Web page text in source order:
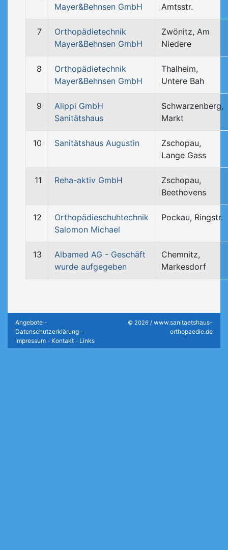
Mayer&Behnsen GmbH
Amtsstr.
7
Orthopädietechnik
Mayer&Behnsen GmbH
Zwönitz, Am
Niedere
8
Orthopädietechnik
Mayer&Behnsen GmbH
Thalheim,
Untere Bah
9
Alippi GmbH
Sanitätshaus
Schwarzenberg,
Markt
10 Sanitätshaus Augustin
Zschopau,
Lange Gass
11 Reha-aktiv GmbH
Zschopau,
Beethovens
12
Orthopädieschuhtechnik
Salomon Michael
Pockau, Ringstr.
13
Albamed AG - Geschäft
wurde aufgegeben
Chemnitz,
Markesdorf
Angebote -
Datenschutzerklärung -
Impressum - Kontakt - Links
© 2026 / www.sanitaetshaus-
orthopaedie.de